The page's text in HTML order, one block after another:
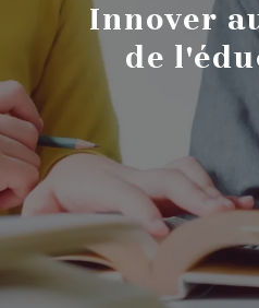
Innover
de